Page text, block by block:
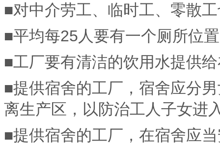
■对中介劳工、临时工、零散
■平均每25人要有一个厕所位置
■工厂要有清洁的饮用水提供
■提供宿舍的工厂，宿舍应分
离生产区，以防治工人子女进
■提供宿舍的工厂，在宿舍应